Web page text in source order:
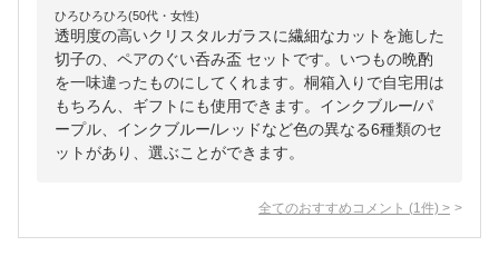
ひろひろひろ(50代・女性)
透明度の高いクリスタルガラスに繊細なカットを施した
切子の、ペアのぐい呑み盃 セットです。いつもの晩酌
を一味違ったものにしてくれます。桐箱入りで自宅用は
もちろん、ギフトにも使用できます。インクブルー/パ
ープル、インクブルー/レッドなど色の異なる6種類のセ
ットがあり、選ぶことができます。
全てのおすすめコメント (1 件) >